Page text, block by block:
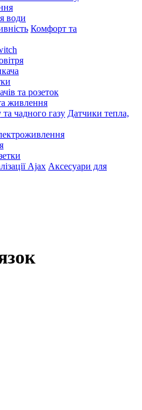
води
Комфорт та
та розеток
живлення
Датчики тепла,
Аксесуари для